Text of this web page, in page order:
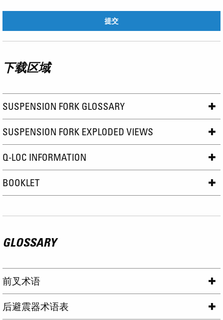
下载区域
SUSPENSION FORK GLOSSARY
SUSPENSION FORK EXPLODED VIEWS
Q-LOC INFORMATION
BOOKLET
GLOSSARY
前叉术语
后避震器术语表